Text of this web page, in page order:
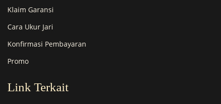
Klaim Garansi
Cara Ukur Jari
Konfirmasi Pembayaran
Promo
Link Terkait